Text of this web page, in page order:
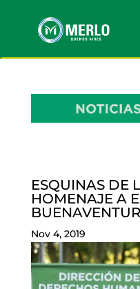
ESQUINAS DE
HOMENAJE A
Nov 4, 2019